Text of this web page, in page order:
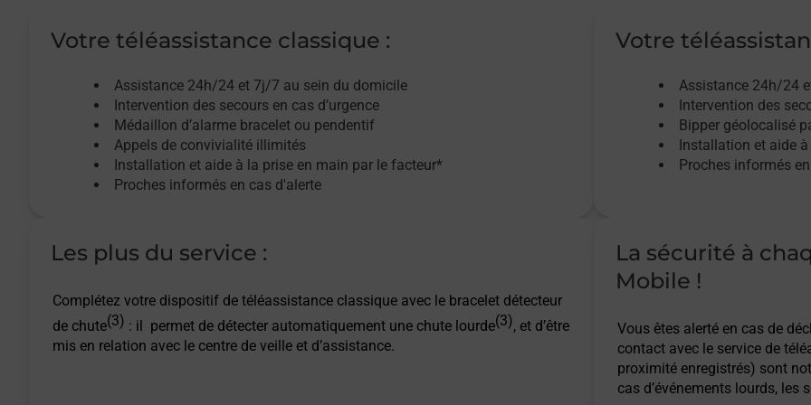
Votre téléassistance classique :
Assistance 24h/24 et 7j/7 au sein du domicile
Intervention des secours en cas d’urgence
Médaillon d’alarme bracelet ou pendentif
Appels de convivialité illimités
Installation et aide à la prise en main par le facteur*
Proches informés en cas d'alerte
Votre
Assistance 24h/24
Intervention des
Bipper géolocalisé
Installation et aide
Proches informés
Les plus du service :
Complétez votre dispositif de téléassistance classique avec le bracelet détecteur
de chute(3) : il permet de détecter automatiquement une chute lourde(3), et d’être
mis en relation avec le centre de veille et d’assistance.
La sécurité à
Mobile !
Vous êtes alerté en cas de
contact avec le service de
proximité enregistrés) sont
cas d’événements lourds, les